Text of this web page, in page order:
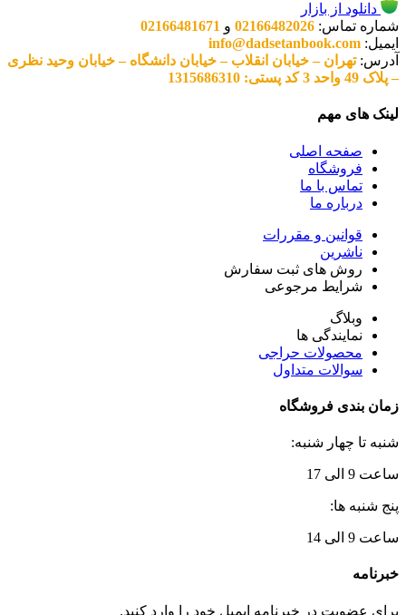
دانلود از بازار
شماره تماس: 02166482026 و 02166481671
ایمیل: info@dadsetanbook.com
آدرس:تهران – خیابان انقلاب – خیابان دانشگاه – خیابان وحید نظری
– پلاک 49 واحد 3 کد پستی: 1315686310
لینک های مهم
صفحه اصلی
فروشگاه
تماس با ما
درباره ما
قوانین و مقررات
ناشرین
روش های ثبت سفارش
شرایط مرجوعی
وبلاگ
نمایندگی ها
محصولات حراجی
سوالات متداول
زمان بندی فروشگاه
شنبه تا چهار شنبه:
ساعت 9 الی 17
پنج شنبه ها:
ساعت 9 الی 14
خبرنامه
برای عضویت در خبرنامه ایمیل خود را وارد کنید.